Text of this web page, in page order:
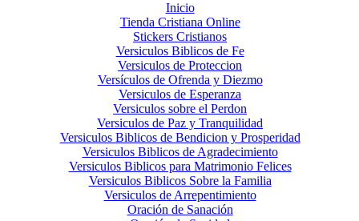
Inicio
Tienda Cristiana Online
Stickers Cristianos
Versiculos Biblicos de Fe
Versiculos de Proteccion
Versículos de Ofrenda y Diezmo
Versiculos de Esperanza
Versiculos sobre el Perdon
Versiculos de Paz y Tranquilidad
Versiculos Biblicos de Bendicion y Prosperidad
Versiculos Biblicos de Agradecimiento
Versiculos Biblicos para Matrimonio Felices
Versiculos Biblicos Sobre la Familia
Versiculos de Arrepentimiento
Oración de Sanación